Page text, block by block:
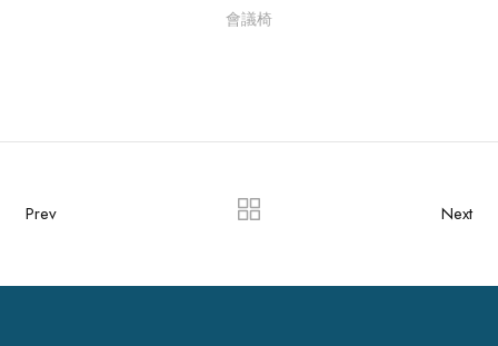
會議椅
Prev Next